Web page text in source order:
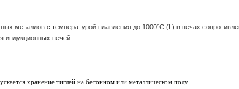
металлов с температурой плавления до 1000°C (L) в печах
индукционных печей.
хранение тиглей на бетонном или металлическом полу.